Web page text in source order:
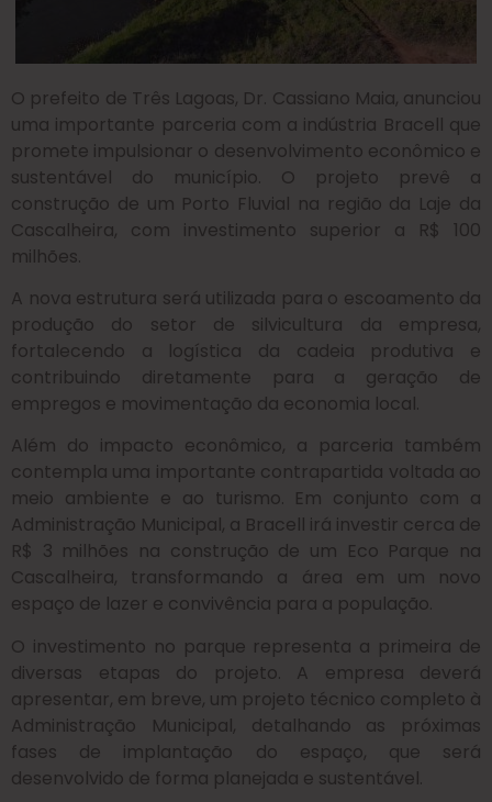
O prefeito de Três Lagoas, Dr. Cassiano Maia, anunciou
uma importante parceria com a indústria Bracell que
promete impulsionar o desenvolvimento econômico e
sustentável do município. O projeto prevê a
construção de um Porto Fluvial na região da Laje da
Cascalheira, com investimento superior a R$ 100
milhões.
A nova estrutura será utilizada para o escoamento da
produção do setor de silvicultura da empresa,
fortalecendo a logística da cadeia produtiva e
contribuindo diretamente para a geração de
empregos e movimentação da economia local.
Além do impacto econômico, a parceria também
contempla uma importante contrapartida voltada ao
meio ambiente e ao turismo. Em conjunto com a
Administração Municipal, a Bracell irá investir cerca de
R$ 3 milhões na construção de um Eco Parque na
Cascalheira, transformando a área em um novo
espaço de lazer e convivência para a população.
O investimento no parque representa a primeira de
diversas etapas do projeto. A empresa deverá
apresentar, em breve, um projeto técnico completo à
Administração Municipal, detalhando as próximas
fases de implantação do espaço, que será
desenvolvido de forma planejada e sustentável.